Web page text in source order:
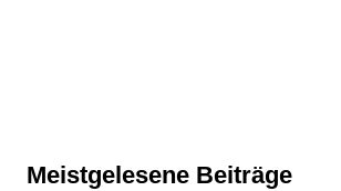
Meistgelesene Beiträge